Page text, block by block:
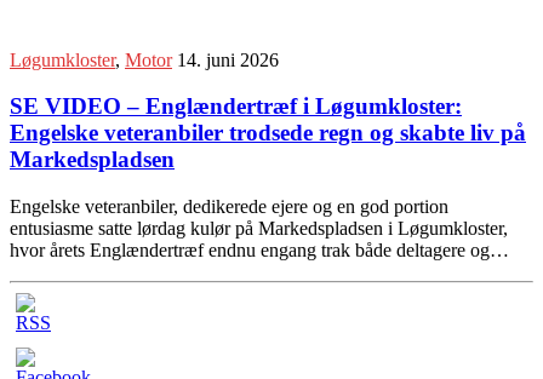
Løgumkloster, Motor 14. juni 2026
SE VIDEO – Englændertræf i Løgumkloster:
Engelske veteranbiler trodsede regn og skabte liv på
Markedspladsen
Engelske veteranbiler, dedikerede ejere og en god portion
entusiasme satte lørdag kulør på Markedspladsen i Løgumkloster,
hvor årets Englændertræf endnu engang trak både deltagere og…